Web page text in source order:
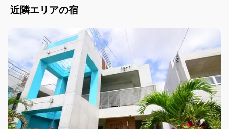
沖縄県(離島) / 宮古島・伊良部島
近隣エリアの宿